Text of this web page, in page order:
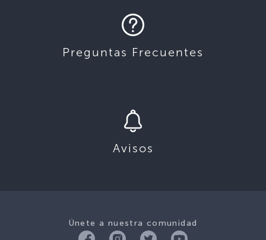
Preguntas Frecuentes
Avisos
Únete a nuestra comunidad